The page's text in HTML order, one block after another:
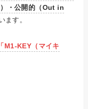
・公開的（Out in
ます。
M1-KEY（マイキ